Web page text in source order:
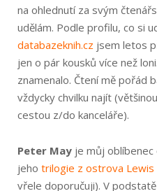
na ohlednutí za svým
udělám. Podle profilu, co si
databazeknih.cz jsem letos
jen o pár kousků více než
znamenalo. Čtení mě pořád
vždycky chvilku najít
cestou z/do kanceláře).
Peter May je můj
jeho trilogie z ostrova Lewis
vřele doporučuji). V